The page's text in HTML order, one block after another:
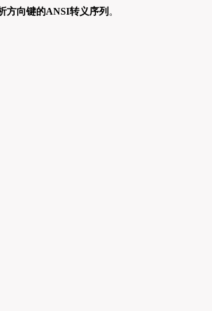
方向键的ANSI转义序列 。